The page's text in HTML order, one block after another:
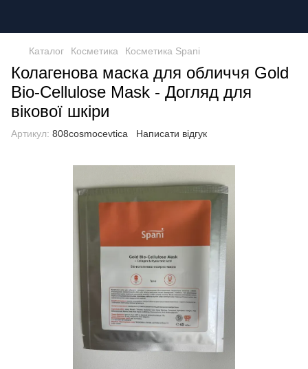
Каталог Косметика Косметика Spani
Колагенова маска для обличчя Gold
Bio-Cellulose Mask - Догляд для
вікової шкіри
Артикул: 808cosmocevtica Написати відгук